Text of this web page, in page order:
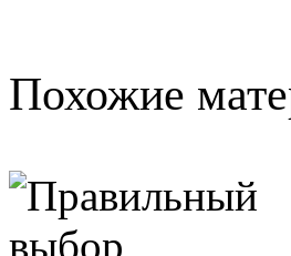
Похожие